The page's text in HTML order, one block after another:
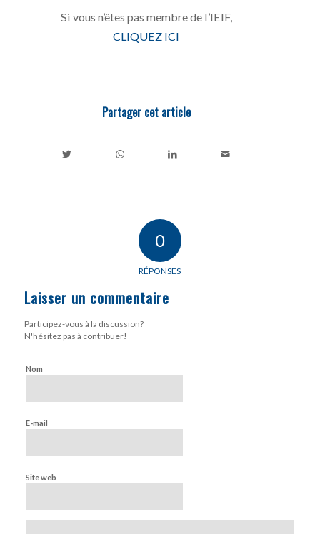
Si vous n’êtes pas membre de l’IEIF,
CLIQUEZ ICI
Partager cet article
0
RÉPONSES
Laisser un commentaire
Participez-vous à la discussion?
N'hésitez pas à contribuer!
Nom
E-mail
Site web